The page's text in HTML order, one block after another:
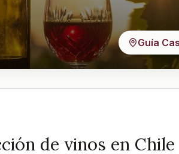
Guía
de vinos en Chile